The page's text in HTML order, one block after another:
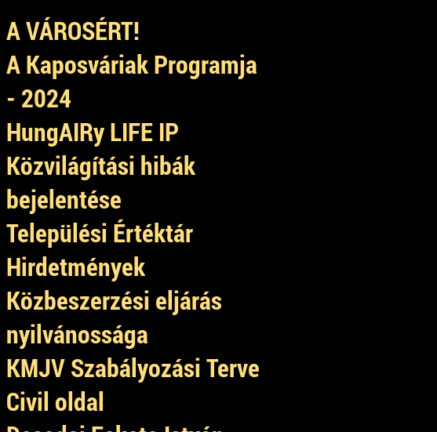
A VÁROSÉRT!
A Kaposváriak Programja
- 2024
HungAIRy LIFE IP
Közvilágítási hibák
bejelentése
Települési Értéktár
Hirdetmények
Közbeszerzési eljárás
nyilvánossága
KMJV Szabályozási Terve
Civil oldal